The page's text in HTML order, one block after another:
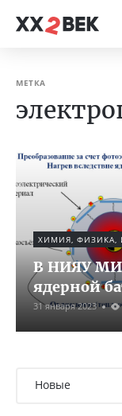
МЕТКА
ХИМИЯ, ФИЗИКА,
В НИЯУ
ядерной
31 января 2023
Новые